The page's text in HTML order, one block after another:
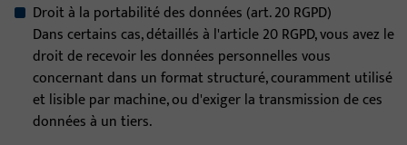
Droit à la portabilité des données (art. 20 RGPD)
Dans certains cas, détaillés à l'article 20 RGPD, vous avez le
droit de recevoir les données personnelles vous
concernant dans un format structuré, couramment utilisé
et lisible par machine, ou d'exiger la transmission de ces
données à un tiers.